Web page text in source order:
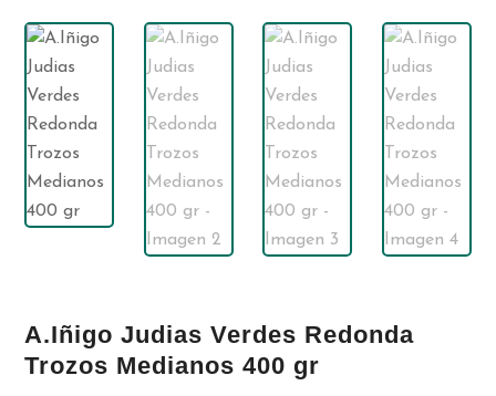
A.Iñigo Judias Verdes Redonda
Trozos Medianos 400 gr